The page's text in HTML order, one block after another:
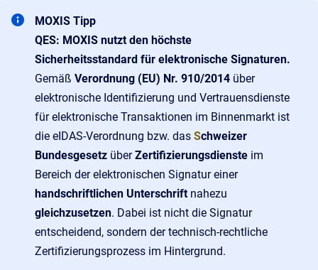
MOXIS Tipp
QES: MOXIS nutzt den höchste
Sicherheitsstandard für elektronische Signaturen.
Gemäß Verordnung (EU) Nr. 910/2014 über
elektronische Identifizierung und Vertrauensdienste
für elektronische Transaktionen im Binnenmarkt ist
die eIDAS-Verordnung bzw. das Schweizer
Bundesgesetz überZertifizierungsdienste im
Bereich der elektronischen Signatur einer
handschriftlichen Unterschrift nahezu
gleichzusetzen. Dabei ist nicht die Signatur
entscheidend, sondern der technisch-rechtliche
Zertifizierungsprozess im Hintergrund.